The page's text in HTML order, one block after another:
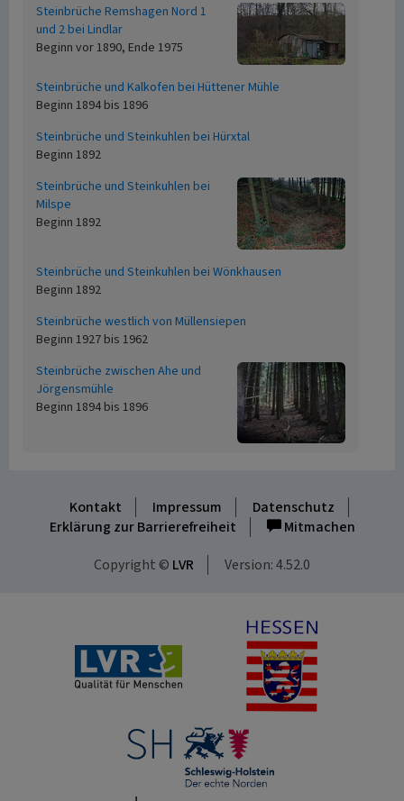
Steinbrüche Remshagen Nord 1
und 2 bei Lindlar
Beginn vor 1890, Ende 1975
Steinbrüche und Kalkofen bei Hüttener Mühle
Beginn 1894 bis 1896
Steinbrüche und Steinkuhlen bei Hürxtal
Beginn 1892
Steinbrüche und Steinkuhlen bei
Milspe
Beginn 1892
Steinbrüche und Steinkuhlen bei Wönkhausen
Beginn 1892
Steinbrüche westlich von Müllensiepen
Beginn 1927 bis 1962
Steinbrüche zwischen Ahe und
Jörgensmühle
Beginn 1894 bis 1896
Kontakt Impressum
Datenschutz
Erklärung zur Barrierefreiheit
Mitmachen
Copyright © LVR Version: 4.52.0